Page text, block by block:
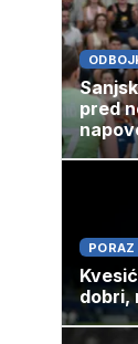
pred
dobri,